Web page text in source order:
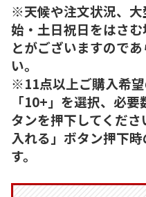
※天候や注文状況、
始・土日祝日をはさ
とがございますので
い。
※11点以上ご購入希
「10+」を選択、必
タンを押下してくだ
入れる」ボタン押下
す。